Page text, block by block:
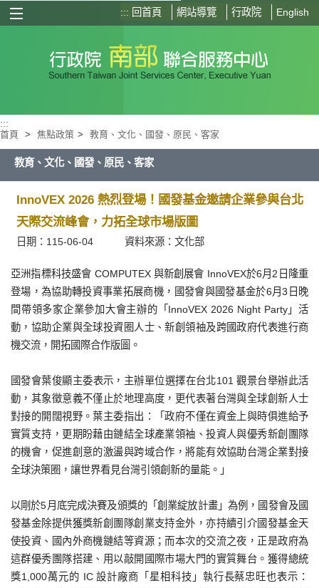
::: 回首頁 網站導覽 行政院 English
選單按鈕
:::
首頁 > 焦點政策 > 教育、文化、國發、原民、客家
教育、文化、國發、原民、客家
InnoVEX 2026 熱烈登場！國發基金邀請企業參與台北
天際交流峰會，力拓全球市場版圖
日期：115-06-04 資料來源：文化部
亞洲指標科技盛會 COMPUTEX 與新創展會 InnoVEX於6月2日隆重
登場，為協助轉投資事業拓展商機，國發會與國發基金於6月3日晚
間帶領多家企業參加大會主辦的「InnoVEX 2026 Night Party」活
動，協助企業與全球投資圈人士、新創領袖及跨國政府代表進行商
機交流，開拓國際合作版圖。
國發會葉俊顯主委表示，主辦單位選擇在台北101 觀景台舉辦此活
動，其象徵意義不僅止於地理高度，更代表著台灣與全球創新人士
對接的開闊視野。葉主委指出：「政府不僅在資金上與時俱進給予
實質支持，更期盼藉由鏈結全球產業領袖、投資人與優秀新創團隊
的機會，促進創意的激盪與跨域合作，將能有效協助台灣企業對接
全球決策圈，讓世界看見台灣引領創新的量能。」
以剛於5月底完成決賽及頒獎的「創業綻放計畫」為例，國發會及國
發基金除提供獲獎新創團隊創業支持金外，亦持續引介國發基金天
使投資、國內外商機鏈結等資源；而本次的交流之夜，正是政府為
這群優秀團隊搭建、用以敲開國際市場大門的實質舞台。獲得總統
獎1,000萬元的 IC 設計廠商「星相科技」執行長蔡忠旺也表示：